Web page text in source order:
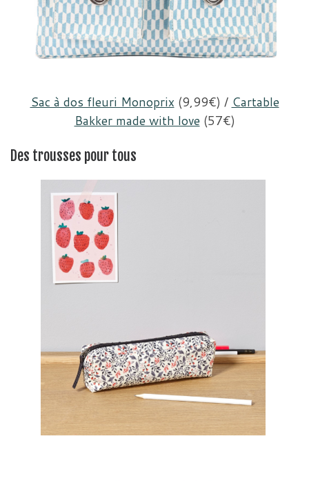
Sac à dos fleuri Monoprix (9,99€) / Cartable
Bakker made with love (57€)
Des trousses pour tous